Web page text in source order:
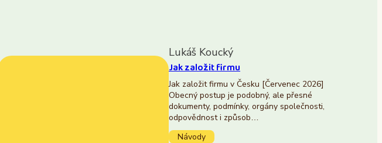
Lukáš Koucký
Jak založit firmu
Jak založit firmu v Česku [Červenec 2026]
Obecný postup je podobný, ale přesné
dokumenty, podmínky, orgány společnosti,
odpovědnost i způsob…
Návody